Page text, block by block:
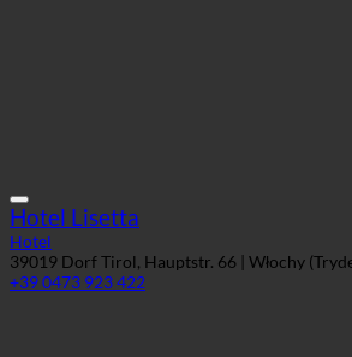
Hotel Lisetta
Hotel
39019 Dorf Tirol, Hauptstr. 66 | Włochy
+39 0473 923 422